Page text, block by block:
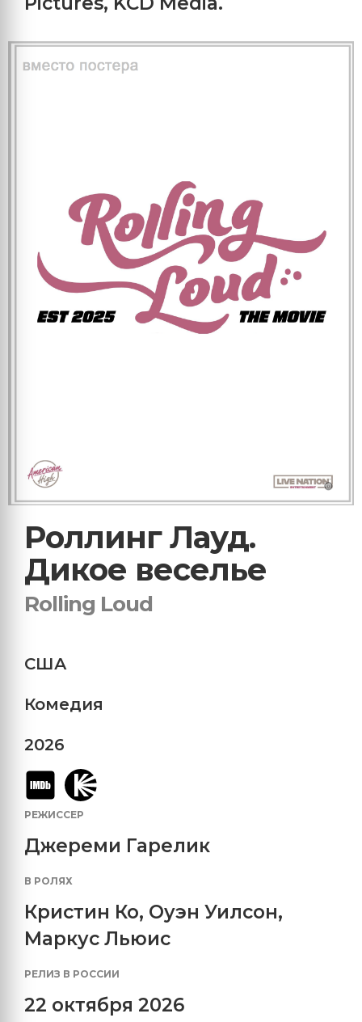
Роллинг Лауд.
Дикое веселье
Rolling Loud
США
Комедия
2026
РЕЖИССЕР
Джереми Гарелик
В РОЛЯХ
Кристин Ко, Оуэн Уилсон,
Маркус Льюис
РЕЛИЗ В РОССИИ
22 октября 2026